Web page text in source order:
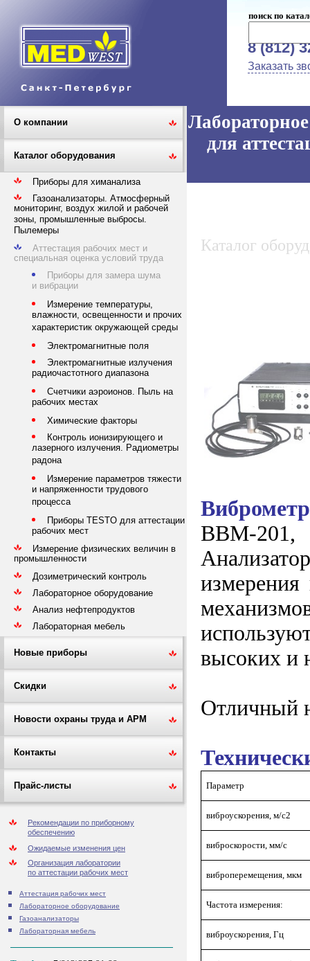
поиск по
8 (812)
Заказать
О компании
Каталог оборудования
Приборы для химанализа
Газоанализаторы. Атмосферный
мониторинг, воздух жилой и рабочей
зоны, промышленные выбросы.
Пылемеры
Аттестация рабочих мест и
специальная оценка условий труда
Приборы для замера шума
и вибрации
Измерение температуры,
влажности, освещенности и прочих
характеристик окружающей среды
Электромагнитные поля
Электромагнитные излучения
радиочастотного диапазона
Счетчики аэроионов. Пыль на
рабочих местах
Химические факторы
Контроль ионизирующего и
лазерного излучения. Радиометры
радона
Измерение параметров тяжести
и напряженности трудового
процесса
Приборы TESTO для аттестации
рабочих мест
Измерение физических величин в
промышленности
Дозиметрический контроль
Лабораторное оборудование
Анализ нефтепродуктов
Лабораторная мебель
Новые приборы
Скидки
Новости охраны труда и АРМ
Контакты
Прайс-листы
Рекомендации по приборному
обеспечению
Ожидаемые изменения цен
Организация лаборатории
по аттестации рабочих мест
Аттестация рабочих мест
Лабораторное оборудование
Газоанализаторы
Лабораторная мебель
для
Каталог
ВВМ-201,
высоких и
Отличный
Параметр
виброускорения, м/с2
виброскорости, мм/с
виброперемещения, мкм
Частота измерения:
виброускорения, Гц